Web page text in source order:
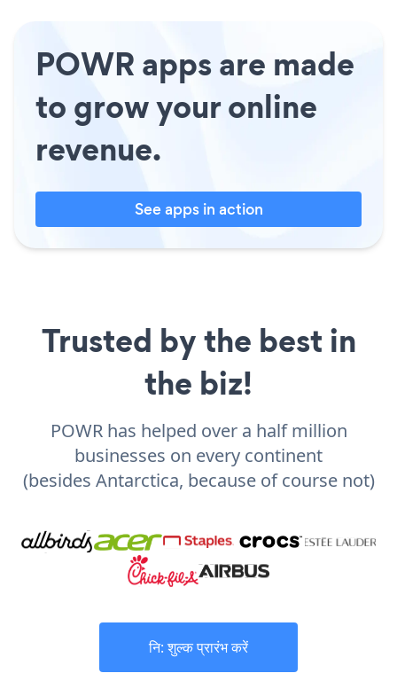
POWR apps are made
to grow your online
revenue.
See apps in action
Trusted by the best in
the biz!
POWR has helped over a half million
businesses on every continent
(besides Antarctica, because of course not)
नि: शुल्क प्रारंभ करें